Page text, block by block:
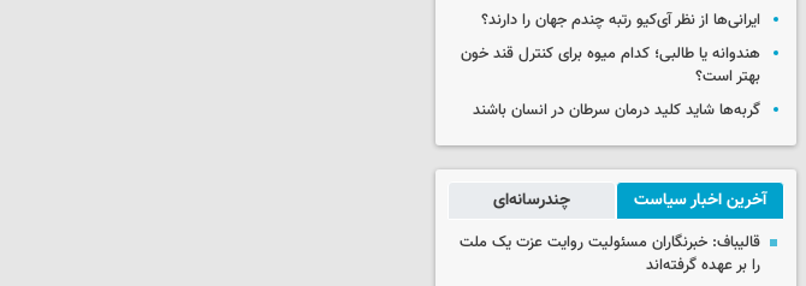
ایرانی‌ها از نظر آی‌کیو رتبه چندم جهان را دارند؟
هندوانه یا طالبی؛ کدام‌ میوه برای کنترل قند خون
بهتر است؟
گربه‌ها شاید کلید درمان سرطان در انسان باشند
آخرین اخبار سیاست چندرسانه‌ای
قالیباف: خبرنگاران مسئولیت روایت عزت یک ملت
را بر عهده گرفته‌اند